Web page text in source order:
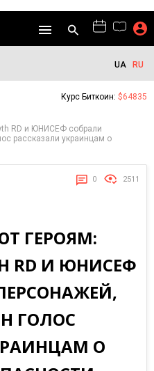
UA RU
Курс Биткоин: $64835
RD и ЮНИСЕФ собрали
рассказали украинцам о
0 2511
ГЕРОЯМ:
RD И ЮНИСЕФ
ГОЛОС
О